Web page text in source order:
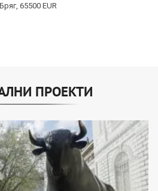
Бряг, 65500 EUR
ПРОЕКТИ